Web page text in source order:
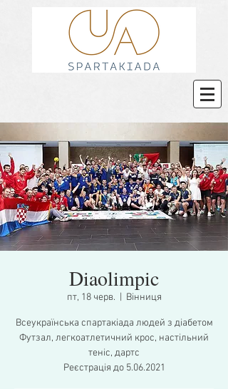
Diaolimpic
пт, 18 черв. Вінниця
Всеукраїнська спартакіада людей з діабетом
Футзал, легкоатлетичний крос, настільний
теніс, дартс
Реєстрація до 5.06.2021